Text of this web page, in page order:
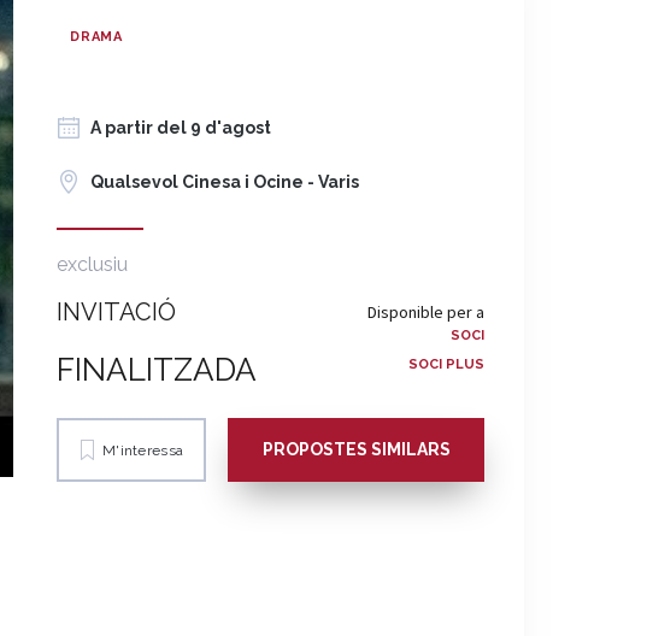
DRAMA
A partir del 9 d'agost
Qualsevol Cinesa i Ocine - Varis
exclusiu
INVITACIÓ
FINALITZADA
Disponible per a
SOCI
SOCI PLUS
M'interessa PROPOSTES SIMILARS